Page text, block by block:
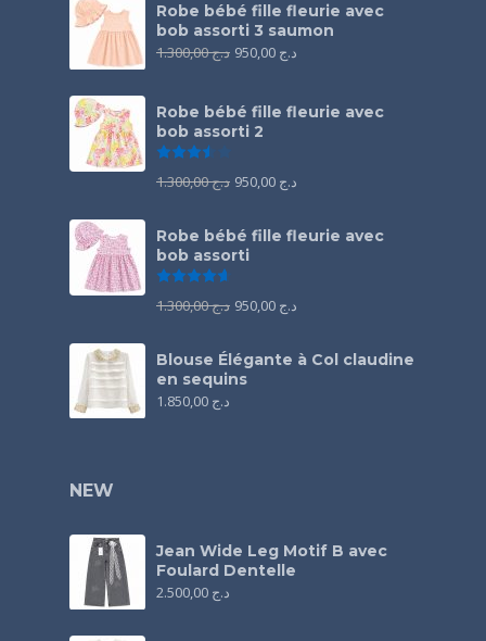
Robe bébé fille fleurie avec
bob assorti 3 saumon
د.ج1.300,00 د.ج
Robe bébé fille fleurie avec
bob assorti 2
د.ج1.300,00 د.ج
Robe bébé fille fleurie avec
bob assorti
د.ج1.300,00 د.ج
Blouse Élégante à Col claudine
en sequins
د.ج
NEW
Jean Wide Leg Motif B avec
Foulard Dentelle
د.ج